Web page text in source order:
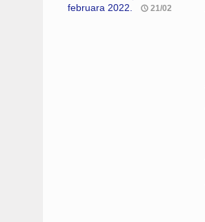
februara 2022.
21/02